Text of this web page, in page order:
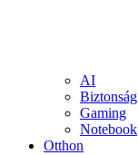
AI
Biztonság
Gaming
Notebook
Otthon